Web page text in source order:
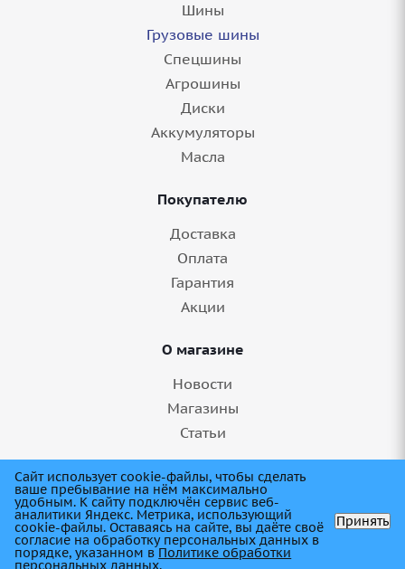
Шины
Грузовые шины
Спецшины
Агрошины
Диски
Аккумуляторы
Масла
Покупателю
Доставка
Оплата
Гарантия
Акции
О магазине
Новости
Магазины
Статьи
8 (845) 275-99-11
Сайт использует cookie-файлы, чтобы сделать
ваше пребывание на нём максимально
удобным. К cайту подключён сервис веб-
аналитики Яндекс. Метрика, использующий
cookie-файлы. Оставаясь на сайте, вы даёте своё
согласие на обработку персональных данных в
порядке, указанном вПолитике обработки
персональных данных.
Принять